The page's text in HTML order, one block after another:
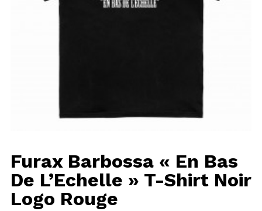
Furax Barbossa « En Bas
De L’Echelle » T-Shirt Noir
Logo Rouge